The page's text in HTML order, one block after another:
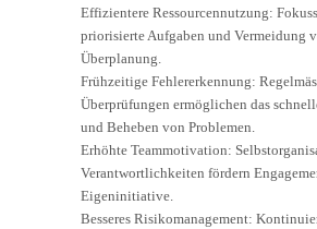
Effizientere Ressourcennutzung:
priorisierte Aufgaben und Vermeidung
Überplanung.
Frühzeitige Fehlererkennung:
Überprüfungen ermöglichen das
und Beheben von Problemen.
Erhöhte Teammotivation:
Verantwortlichkeiten fördern
Eigeninitiative.
Besseres Risikomanagement: